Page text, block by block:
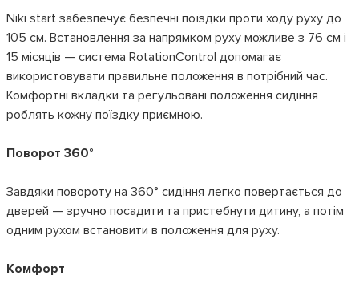
Niki start забезпечує безпечні поїздки проти ходу руху до
105 см. Встановлення за напрямком руху можливе з 76 см і
15 місяців — система RotationControl допомагає
використовувати правильне положення в потрібний час.
Комфортні вкладки та регульовані положення сидіння
роблять кожну поїздку приємною.
Поворот 360°
Завдяки повороту на 360° сидіння легко повертається до
дверей — зручно посадити та пристебнути дитину, а потім
одним рухом встановити в положення для руху.
Комфорт